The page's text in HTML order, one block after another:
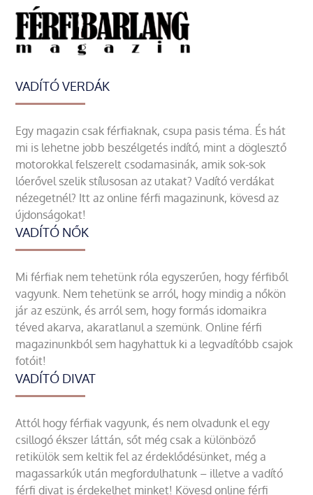
VADÍTÓ VERDÁK
Egy magazin csak férfiaknak, csupa pasis téma. És hát
mi is lehetne jobb beszélgetés indító, mint a döglesztő
motorokkal felszerelt csodamasinák, amik sok-sok
lóerővel szelik stílusosan az utakat? Vadító verdákat
nézegetnél? Itt az online férfi magazinunk, kövesd az
újdonságokat!
VADÍTÓ NŐK
Mi férfiak nem tehetünk róla egyszerűen, hogy férfiből
vagyunk. Nem tehetünk se arról, hogy mindig a nőkön
jár az eszünk, és arról sem, hogy formás idomaikra
téved akarva, akaratlanul a szemünk. Online férfi
magazinunkból sem hagyhattuk ki a legvadítóbb csajok
fotóit!
VADÍTÓ DIVAT
Attól hogy férfiak vagyunk, és nem olvadunk el egy
csillogó ékszer láttán, sőt még csak a különböző
retikülök sem keltik fel az érdeklődésünket, még a
magassarkúk után megfordulhatunk – illetve a vadító
férfi divat is érdekelhet minket! Kövesd online férfi